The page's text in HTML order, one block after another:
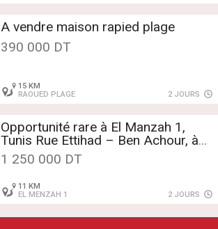
A vendre maison rapied plage
390 000 DT
15 KM
RAOUED PLAGE
2 JOURS
Opportunité rare à El Manzah 1,
Tunis Rue Ettihad – Ben Achour, à
proximité du Stade d’El Manzah
1 250 000 DT
11 KM
EL MENZAH 1
2 JOURS